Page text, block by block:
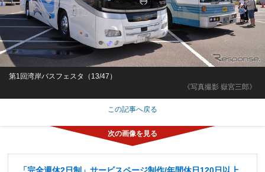
《写真撮影 嶽宮三郎》
第1回湾岸バスフェスタ（13/47）
この記事へ戻る